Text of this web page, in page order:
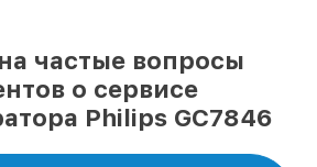
частые вопросы
о сервисе
Philips GC7846